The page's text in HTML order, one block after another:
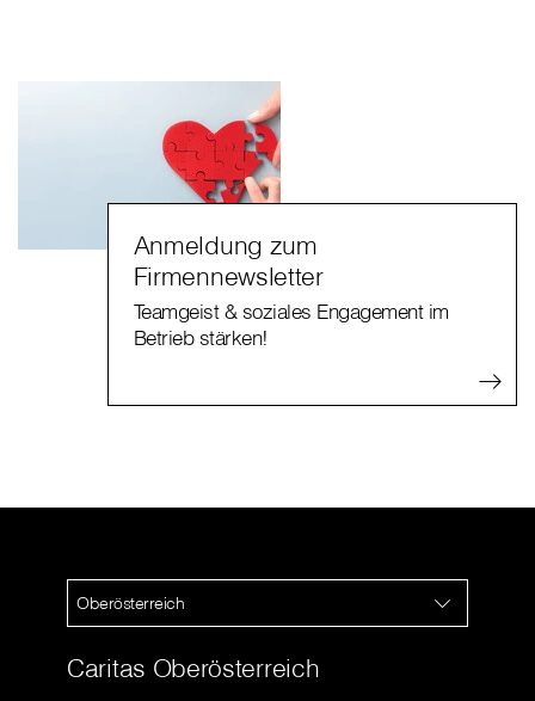
Anmeldung zum
Firmennewsletter
Teamgeist & soziales Engagement im
Betrieb stärken!
Oberösterreich
Caritas Oberösterreich